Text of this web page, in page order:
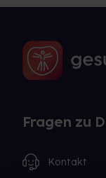
Fragen zu
Kontakt